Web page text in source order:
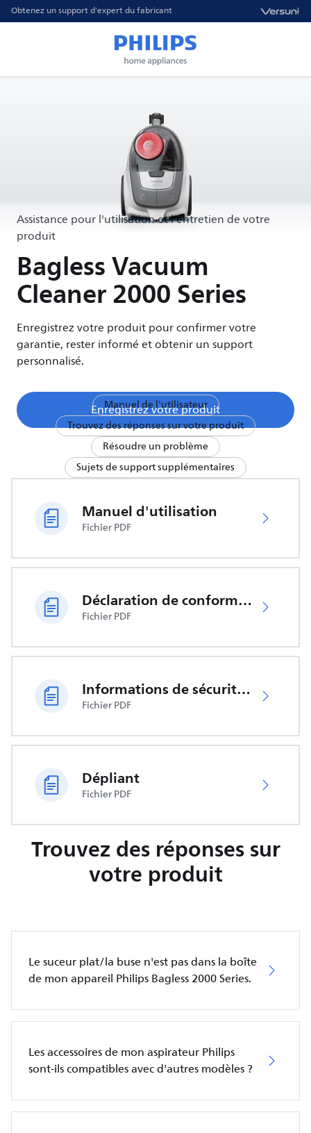
Obtenez un support d'expert du fabricant
Assistance pour l'utilisation et l'entretien de votre
produit
Bagless Vacuum
Cleaner 2000 Series
Enregistrez votre produit pour confirmer votre
garantie, rester informé et obtenir un support
personnalisé.
Enregistrez votre produit
Manuel de l'utilisateur
Trouvez des réponses sur votre produit
Résoudre un problème
Sujets de support supplémentaires
Manuel d'utilisation
Fichier PDF
Déclaration de conformité UE
Fichier PDF
Informations de sécurité importantes
Fichier PDF
Dépliant
Fichier PDF
Trouvez des réponses sur
votre produit
Le suceur plat/la buse n'est pas dans la boîte
de mon appareil Philips Bagless 2000 Series.
Les accessoires de mon aspirateur Philips
sont-ils compatibles avec d'autres modèles ?